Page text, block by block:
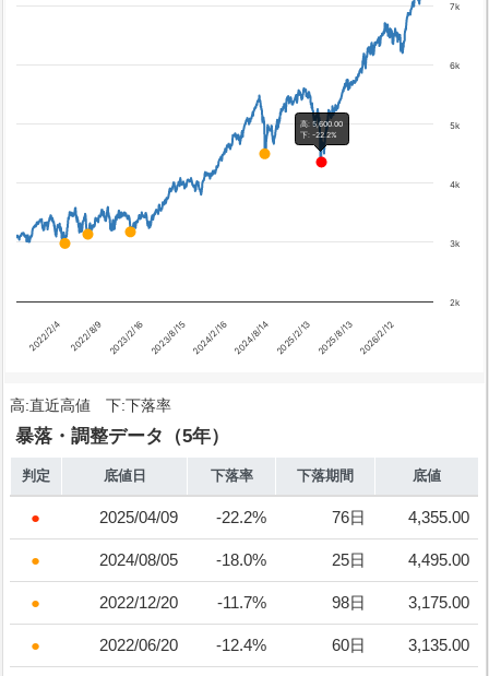
高: 5,600.00
下: -22.2%
2022/2/4 2022/8/9 2023/2/16 2023/8/15 2024/2/16 2024/8/14 2025/2/13 2025/8/13 2026/2/12
2k
3k
4k
5k
6k
7k
高:直近高値 下:下落率
暴落・調整データ（5年）
判定 底値日 下落率 下落期間 底値
2025/04/09 -22.2% 76日 4,355.00
2024/08/05 -18.0% 25日 4,495.00
2022/12/20 -11.7% 98日 3,175.00
2022/06/20 -12.4% 60日 3,135.00